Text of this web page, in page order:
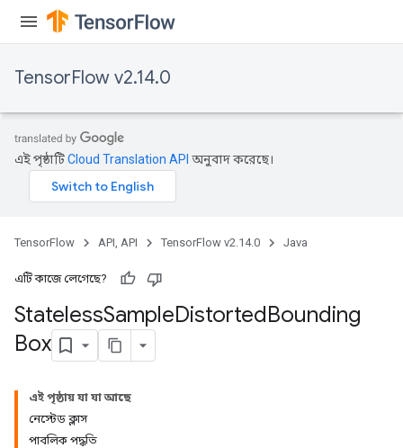
TensorFlow v2.14.0
এই পৃষ্ঠাটিCloud Translation API অনুবাদ করেছে।
TensorFlow API, API TensorFlow v2.14.0 Java
এটি কাজে লেগেছে?
StatelessSampleDistortedBounding
Box
এই পৃষ্ঠায় যা যা আছে
নেস্টেড ক্লাস
পাবলিক পদ্ধতি